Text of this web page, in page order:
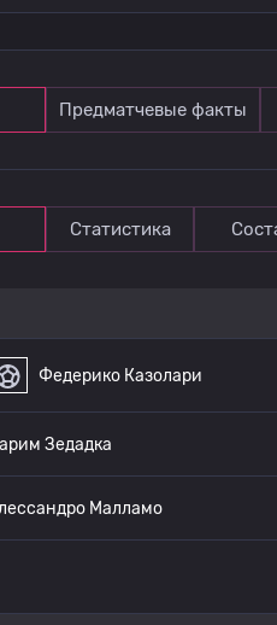
Предматчевые факты
Статистика
Федерико Казолари
Зедадка
Малламо